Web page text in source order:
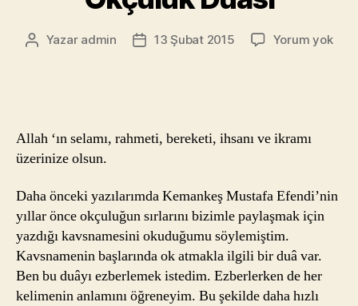
Yazının
Yazar admin
Yazı13 Şubat 2015 Yorum yok
Allah ‘ın selamı, rahmeti, bereketi, ihsanı ve ikramı
üzerinize olsun.
Daha önceki yazılarımda Kemankeş Mustafa Efendi’nin
yıllar önce okçuluğun sırlarını bizimle paylaşmak için
yazdığı kavsnamesini okuduğumu söylemiştim.
Kavsnamenin başlarında ok atmakla ilgili bir duâ var.
Ben bu duâyı ezberlemek istedim. Ezberlerken de her
kelimenin anlamını öğreneyim. Bu şekilde daha hızlı